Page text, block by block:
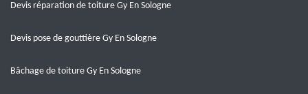
Devis réparation de toiture Gy En Sologne
Devis pose de gouttière Gy En Sologne
Bâchage de toiture Gy En Sologne